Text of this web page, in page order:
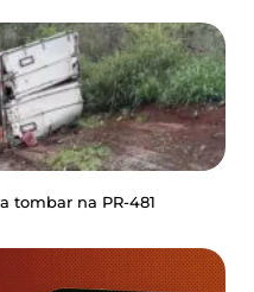
tombar na PR-481